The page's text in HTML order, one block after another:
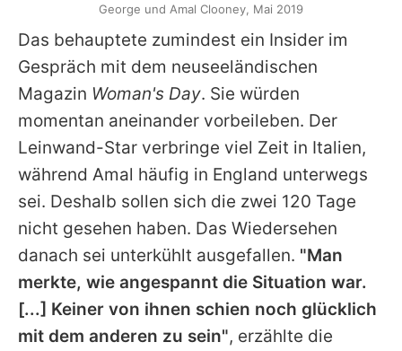
Das behauptete zumindest ein Insider im
Gespräch mit dem neuseeländischen
Magazin Woman's Day. Sie würden
momentan aneinander vorbeileben. Der
Leinwand-Star verbringe viel Zeit in Italien,
während Amal häufig in England unterwegs
sei. Deshalb sollen sich die zwei 120 Tage
nicht gesehen haben. Das Wiedersehen
danach sei unterkühlt ausgefallen. "Man
merkte, wie angespannt die Situation war.
[...] Keiner von ihnen schien noch glücklich
mit dem anderen zu sein", erzählte die
George und Amal Clooney, Mai 2019